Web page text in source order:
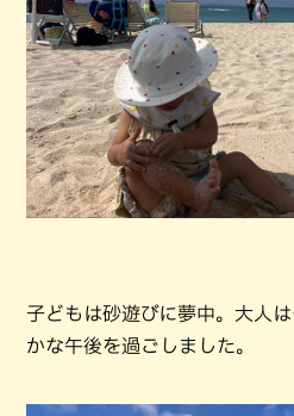
子どもは砂遊びに夢中。大人
かな午後を過ごしました。